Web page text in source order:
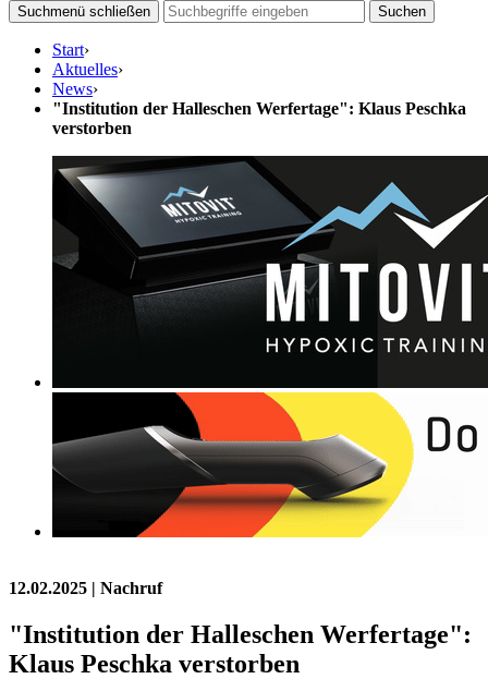
Suchmenü schließen
Suchen
Start›
Aktuelles›
News›
"Institution der Halleschen Werfertage": Klaus Peschka
verstorben
12.02.2025 | Nachruf
"Institution der Halleschen Werfertage":
Klaus Peschka verstorben